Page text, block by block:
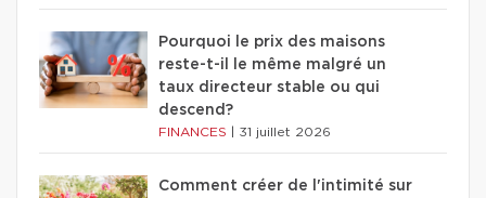
Pourquoi le prix des maisons
reste-t-il le même malgré un
taux directeur stable ou qui
descend?
FINANCES 31 juillet 2026
Comment créer de l'intimité sur